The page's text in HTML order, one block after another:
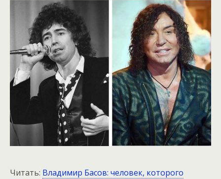
Читать: Владимир Басов: человек, которого